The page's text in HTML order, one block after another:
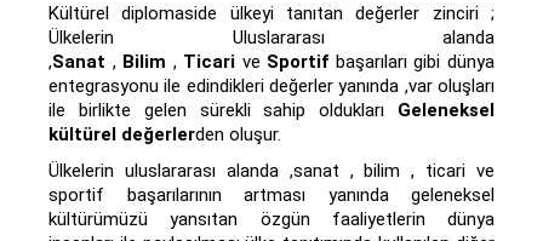
Kültürel diplomaside ülkeyi tanıtan değerler zinciri ;
Ülkelerin Uluslararası alanda
,Sanat , Bilim , Ticari ve Sportif başarıları gibi dünya
entegrasyonu ile edindikleri değerler yanında ,var oluşları
ile birlikte gelen sürekli sahip oldukları Geleneksel
kültürel değerlerden oluşur.
Ülkelerin uluslararası alanda ,sanat , bilim , ticari ve
sportif başarılarının artması yanında geleneksel
kültürümüzü yansıtan özgün faaliyetlerin dünya